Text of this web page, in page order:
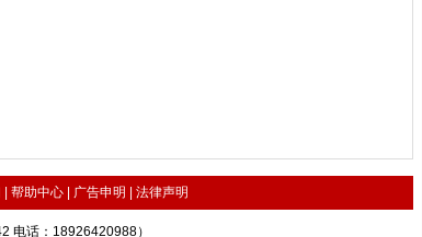
帮助中心| 广告申明 法律声明
电话：18926420988）